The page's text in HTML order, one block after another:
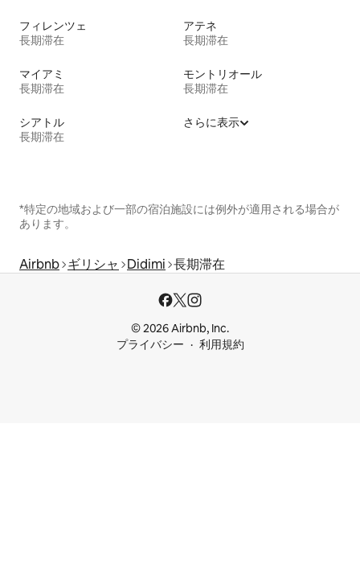
フィレンツェ
長期滞在
アテネ
長期滞在
マイアミ
長期滞在
モントリオール
長期滞在
シアトル
長期滞在
さらに表示
*特定の地域および一部の宿泊施設には例外が適用される場合が
あります。
Airbnb ギリシャ Didimi 長期滞在
© 2026 Airbnb, Inc.
プライバシー
利用規約